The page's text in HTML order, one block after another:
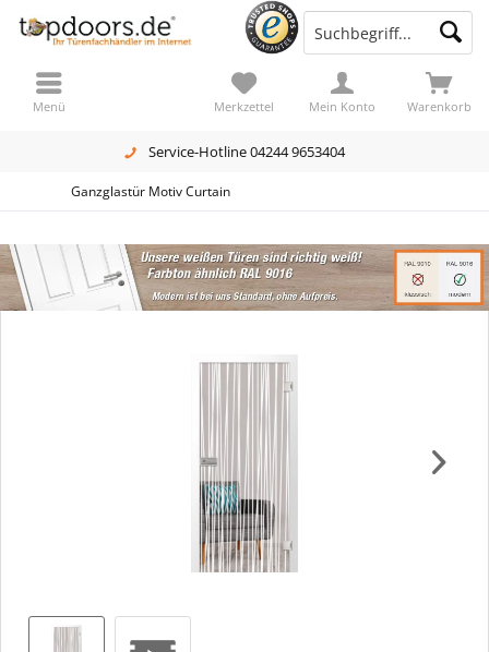
Service-Hotline 04244 9653404
Warenkorb
Merkzettel Mein Konto
Menü
Ganzglastür Motiv Curtain